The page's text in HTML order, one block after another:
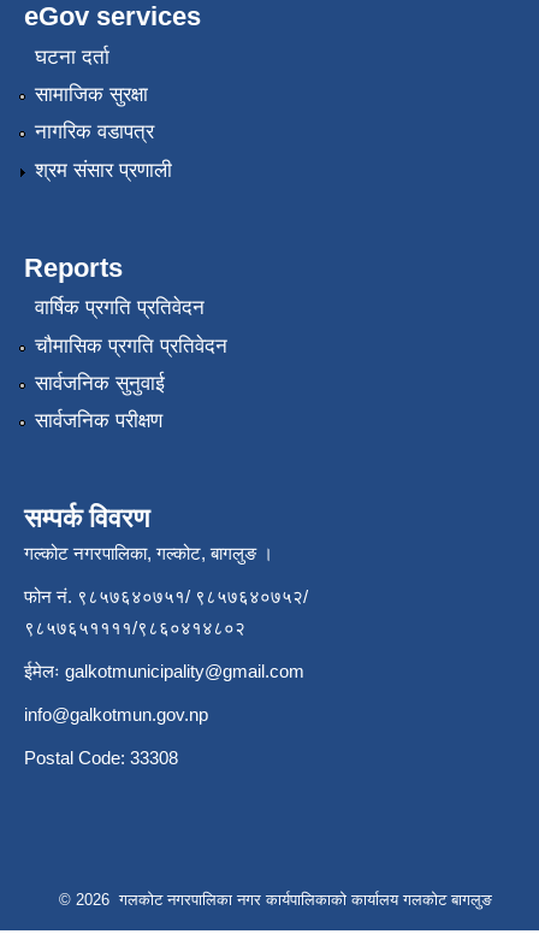
eGov services
घटना दर्ता
सामाजिक सुरक्षा
नागरिक वडापत्र
श्रम संसार प्रणाली
Reports
वार्षिक प्रगति प्रतिवेदन
चौमासिक प्रगति प्रतिवेदन
सार्वजनिक सुनुवाई
सार्वजनिक परीक्षण
सम्पर्क विवरण
गल्कोट नगरपालिका, गल्कोट, बागलुङ ।
फोन नं. ९८५७६४०७५१/ ९८५७६४०७५२/
९८५७६५११११/९८६०४१४८०२
ईमेलः galkotmunicipality@gmail.com
info@galkotmun.gov.np
Postal Code: 33308
© 2026 गलकोट नगरपालिका नगर कार्यपालिकाको कार्यालय गलकोट बागलुङ